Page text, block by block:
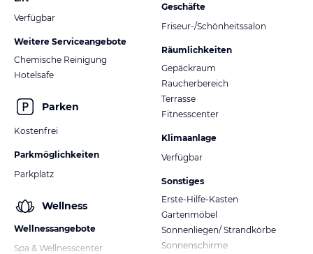
Verfügbar
Weitere Serviceangebote
Chemische Reinigung
Hotelsafe
Parken
Kostenfrei
Parkmöglichkeiten
Parkplatz
Wellness
Wellnessangebote
Spa & Wellnesscenter
Geschäfte
Friseur-/Schönheitssalon
Räumlichkeiten
Gepäckraum
Raucherbereich
Terrasse
Fitnesscenter
Klimaanlage
Verfügbar
Sonstiges
Erste-Hilfe-Kasten
Gartenmöbel
Sonnenliegen/ Strandkörbe
Sonnenschirme